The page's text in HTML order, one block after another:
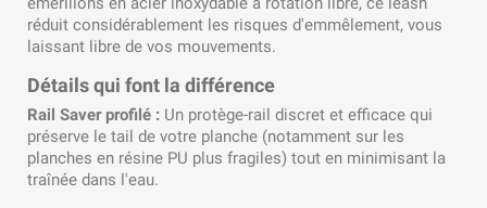
réduit considérablement les risques d'emmêlement, vous
laissant libre de vos mouvements.
Détails qui font la différence
Rail Saver profilé : Un protège-rail discret et efficace qui
préserve le tail de votre planche (notamment sur les
planches en résine PU plus fragiles) tout en minimisant la
traînée dans l'eau.